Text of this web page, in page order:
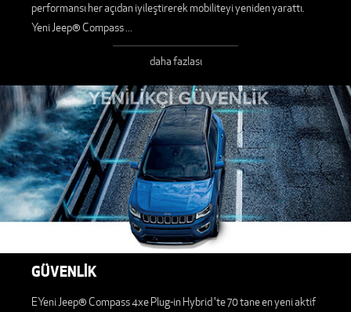
performansı her açıdan iyileştirerek mobiliteyi yeniden yarattı.
Yeni Jeep® Compass...
daha fazlası
GÜVENLİK
EYeni Jeep® Compass 4xe Plug-in Hybrid 'te 70 tane en yeni aktif